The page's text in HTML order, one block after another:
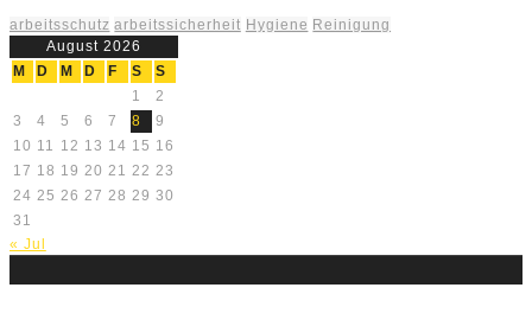
arbeitsschutz arbeitssicherheit Hygiene Reinigung
August 2026
M
D M D F S
S
1
2
3
4 5 6 7 8
9
10 11 12 13 14 15 16
17 18 19 20 21 22 23
24 25 26 27 28 29 30
31
« Jul